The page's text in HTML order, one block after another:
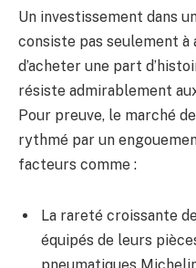
Un investissement dans
consiste pas seulement à
d’acheter une part
résiste admirablement
Pour preuve, le marché
rythmé par un
facteurs comme :
La rareté croissante
équipés de leurs